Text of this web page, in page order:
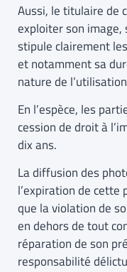
Aussi, le titulaire de
exploiter son image,
stipule clairement
et notamment sa
nature de
En l’espèce, les
cession de droit à
dix ans.
La diffusion des
l’expiration de
que la violation de
en dehors de tout
réparation de son
responsabilité